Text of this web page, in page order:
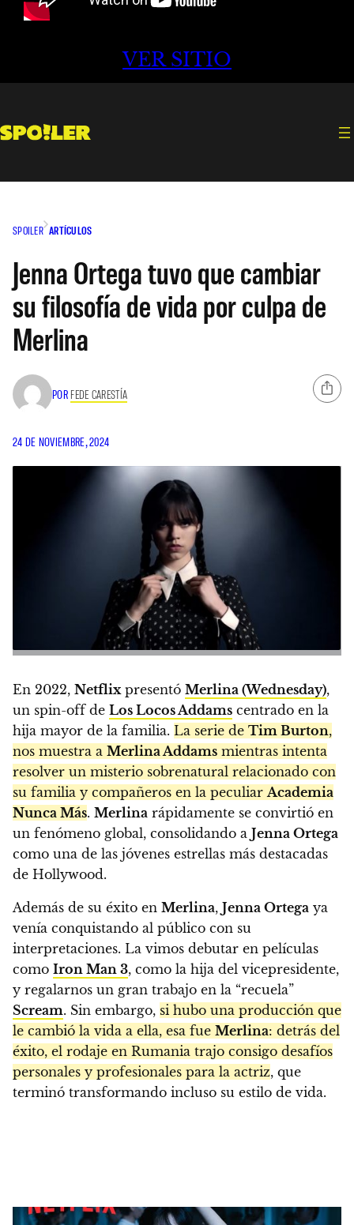
VER SITIO
SPOILER ARTÍCULOS
Jenna Ortega tuvo que cambiar
su filosofía de vida por culpa de
Merlina
POR FEDE CARESTÍA
24 DE NOVIEMBRE, 2024
En 2022, Netflixpresentó Merlina (Wednesday),
un spin-off de Los Locos Addams centrado en la
hija mayor de la familia. La serie de Tim Burton,
nos muestra a Merlina Addams mientras intenta
resolver un misterio sobrenatural relacionado con
su familia y compañeros en la peculiarAcademia
Nunca Más. Merlina rápidamente se convirtió en
un fenómeno global, consolidando a Jenna Ortega
como una de las jóvenes estrellas más destacadas
de Hollywood.
Además de su éxito en Merlina, Jenna Ortega ya
venía conquistando al público con su
interpretaciones. La vimos debutar en películas
como Iron Man 3, como la hija del vicepresidente,
y regalarnos un gran trabajo en la “recuela”
Scream. Sin embargo, si hubo una producción que
le cambió la vida a ella, esa fue Merlina: detrás del
éxito, el rodaje en Rumania trajo consigo desafíos
personales y profesionales para la actriz, que
terminó transformando incluso su estilo de vida.